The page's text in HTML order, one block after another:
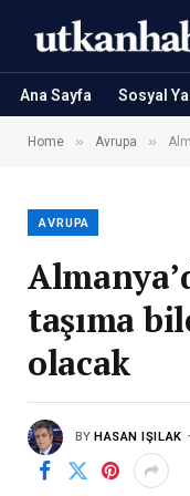
Ana Sayfa Sosyal
Home » Avrupa »
AVRUPA
taşıma
olacak
BY HASAN IŞILAK